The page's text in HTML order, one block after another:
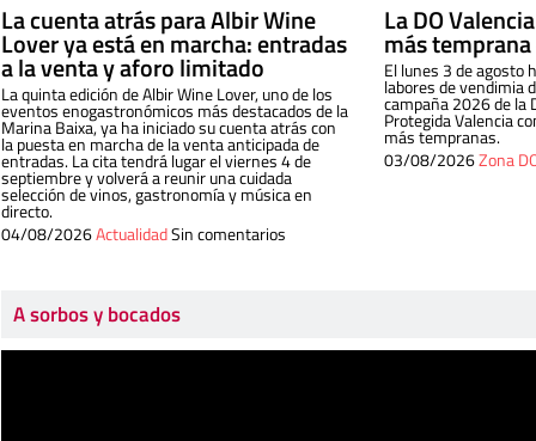
La cuenta atrás para Albir Wine
Lover ya está en marcha: entradas
a la venta y aforo limitado
La quinta edición de Albir Wine Lover, uno de los
eventos enogastronómicos más destacados de la
Marina Baixa, ya ha iniciado su cuenta atrás con
la puesta en marcha de la venta anticipada de
entradas. La cita tendrá lugar el viernes 4 de
septiembre y volverá a reunir una cuidada
selección de vinos, gastronomía y música en
directo.
04/08/2026ActualidadSin comentarios
La DO
más
El lunes 3 de agosto
labores de vendimia
campaña 2026 de la
Protegida Valencia
más tempranas.
03/08/2026Zona
A sorbos y bocados